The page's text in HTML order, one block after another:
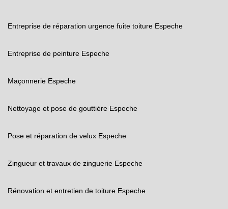
Entreprise de réparation urgence fuite toiture Espeche
Entreprise de peinture Espeche
Maçonnerie Espeche
Nettoyage et pose de gouttière Espeche
Pose et réparation de velux Espeche
Zingueur et travaux de zinguerie Espeche
Rénovation et entretien de toiture Espeche